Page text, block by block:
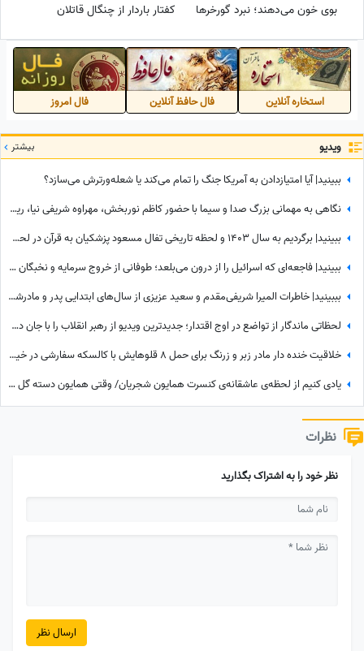
بوی خون می‌دهند؛ نبرد گورخرها
کفتار باردار از چنگال قاتلان
استخاره آنلاین فال حافظ آنلاین فال امروز
ویدیو بیشتر
ببینید| آیا امتیازدادن به آمریکا جنگ را تمام می‌کند یا شعله‌ورترش می‌سازد؟
نگاهی به مهمانی بزرگ صدا و سیما با حضور کاظم نوربخش، مهراوه شریفی نیا، ریما رامینفر، هوتن شکیبا، نرگس محمدی، داریوش ارجمند و.../ اسطوره های طنز کشور در یک قاب
ببینید| برگردیم به سال 1403 و لحظه تاریخی تفال مسعود پزشکیان به قرآن در لحظه ورود به ریاست جمهوری؛ نمایش آیات در حضور مخبر و پدر داماد رهبر شهید انقلاب
ببینید| فاجعه‌ای که اسرائیل را از درون می‌بلعد؛ طوفانی از خروج سرمایه و نخبگان که نتانیاهو را به خاک سیاه نشاند!
بببینید| خاطرات المیرا شریفی‌مقدم و سعید عزیزی از سال‌های ابتدایی پدر و مادرشدنشان؛ از قهر کردن خانم مجری از همسرش به این دلیل باورنکردنی تا روایت آقای دکتر از همسرش پس از هر بار بچه‌دارشدن
لحظاتی ماندگار از تواضع در اوج اقتدار؛ جدیدترین ویدیو از رهبر انقلاب را با جان دل ببینید
خلاقیت خنده دار مادر زبر و زرنگ برای حمل 8 قلوهایش با کالسکه سفارشی در خیابان حماسه ساز شد+عکس/ هنر نزد مادران است و بس!
یادی کنیم از لحظه‌ی عاشقانه‌ی کنسرت همایون شجریان/ وقتی همایون دسته گل زیبایی رو تقدیم میکنه به سحر دولت‌شاهی/ چه تیپ مینیمال و شیکی زده سحر خانم!
نظرات
نظر خود را به اشتراک بگذارید
ارسال نظر